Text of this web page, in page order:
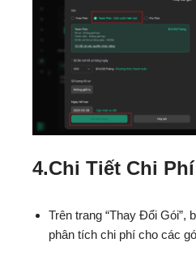
4.Chi Tiết Chi Phí
Trên trang “Thay Đổi Gói”,
phân tích chi phí cho các